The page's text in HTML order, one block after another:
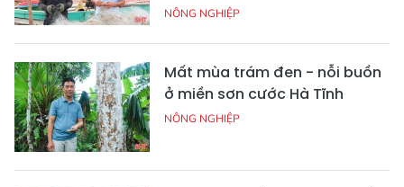
NÔNG NGHIỆP
Mất mùa trám đen - nỗi buồn
ở miền sơn cước Hà Tĩnh
NÔNG NGHIỆP